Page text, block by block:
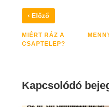
‹Előző
MIÉRT RÁZ A
CSAPTELEP?
Kapcsolódó